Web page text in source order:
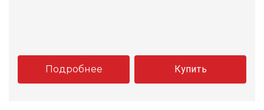
Подробнее Купить